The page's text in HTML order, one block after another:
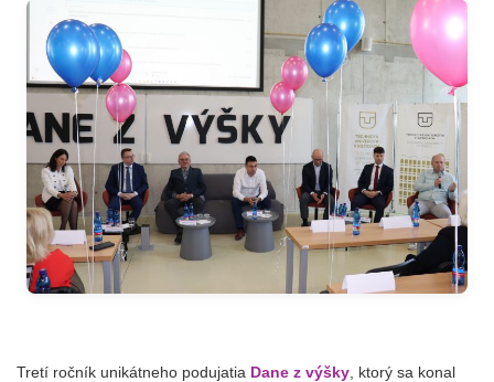
Tretí ročník unikátneho podujatia Dane z výšky , ktorý sa konal